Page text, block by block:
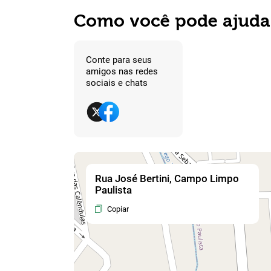
Como você pode
Conte para seus
amigos nas redes
sociais e chats
Rua José Bertini, Campo Limpo
Paulista
Copiar